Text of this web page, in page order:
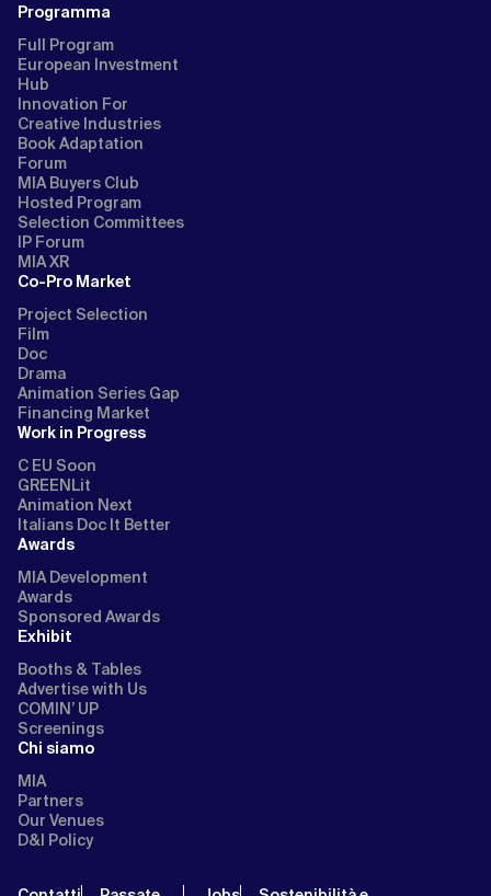
Programma
Full Program
European Investment
Hub
Innovation For
Creative Industries
Book Adaptation
Forum
MIA Buyers Club
Hosted Program
Selection Committees
IP Forum
MIA XR
Co-Pro Market
Project Selection
Film
Doc
Drama
Animation Series Gap
Financing Market
Work in Progress
C EU Soon
GREENLit
Animation Next
Italians Doc It Better
Awards
MIA Development
Awards
Sponsored Awards
Exhibit
Booths & Tables
Advertise with Us
COMIN’ UP
Screenings
Chi siamo
MIA
Partners
Our Venues
D&I Policy